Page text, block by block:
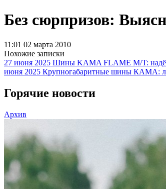
Без сюрпризов:
11:01 02 марта 2010
Похожие записки
27 июня 2025 Шины KAMA FLAME M/T:
июня 2025 Крупногабаритные шины КАМА:
Горячие новости
Архив